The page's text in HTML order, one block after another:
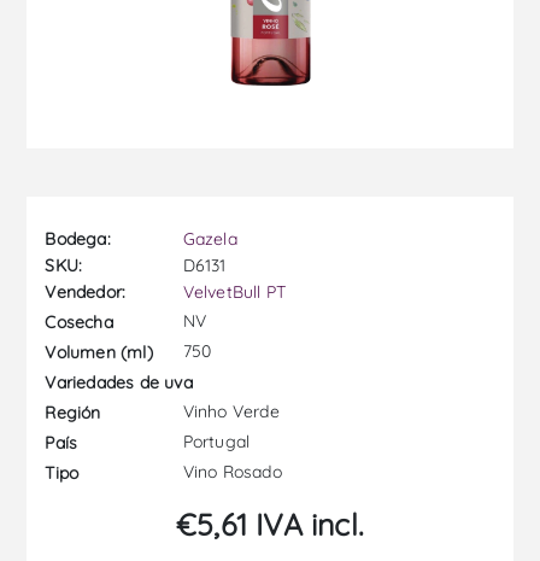
Bodega:
Gazela
SKU:
D6131
Vendedor:
VelvetBull PT
Cosecha
NV
Volumen (ml)
750
Variedades de uva
Región
Vinho Verde
País
Portugal
Tipo
Vino Rosado
€5,61 IVA incl.